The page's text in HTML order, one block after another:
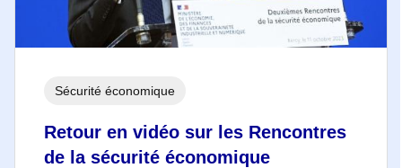
Retour en vidéo sur les Rencontres
de la sécurité économique
Sécurité économique